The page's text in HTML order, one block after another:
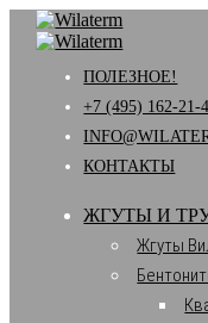
ПОЛЕЗНОЕ!
+7 (495) 162-21-
КОНТАКТЫ
ЖГУТЫ И
Жгуты